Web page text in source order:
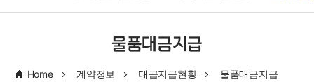
물품대금지급
Home 계약정보 대급지급현황 물품대금지급